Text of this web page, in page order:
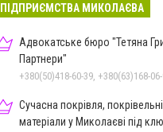
ПІДПРИЄМСТВА МИКОЛАЄВА
Адвокатське бюро "Тетяна
Партнери"
Сучасна покрівля,
матеріали у Миколаєві під